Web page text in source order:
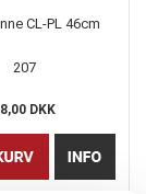
CL-PL 46cm
207
DKK